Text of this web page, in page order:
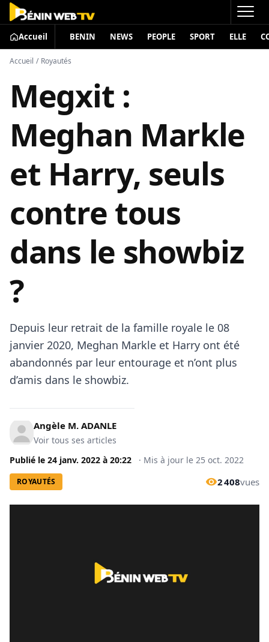
Accueil BENIN NEWS PEOPLE SPORT ELLE
Accueil / Royautés
Megxit :
Meghan Markle
et Harry, seuls
contre tous
dans le showbiz
?
Depuis leur retrait de la famille royale le 08
janvier 2020, Meghan Markle et Harry ont été
abandonnés par leur entourage et n’ont plus
d’amis dans le showbiz.
Angèle M. ADANLE
Voir tous ses articles
Publié le 24 janv. 2022 à 20:22 · Mis à jour le 25 oct. 2022
ROYAUTÉS 2 408vues